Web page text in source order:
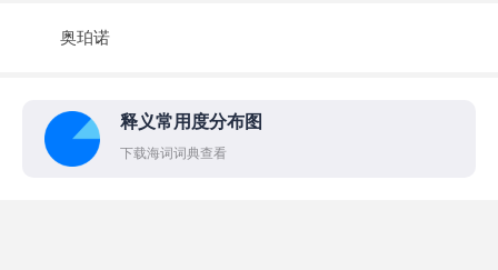
奥珀诺
释义常用度分布图
下载海词词典查看